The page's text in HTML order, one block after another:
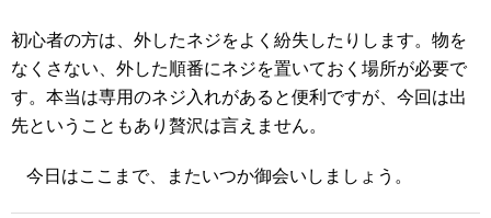
初心者の方は、外したネジをよく紛失したりします。物を
なくさない、外した順番にネジを置いておく場所が必要で
す。本当は専用のネジ入れがあると便利ですが、今回は出
先ということもあり贅沢は言えません。
今日はここまで、またいつか御会いしましょう。